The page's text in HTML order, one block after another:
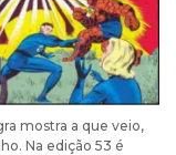
mostra a que veio,
Na edição 53 é